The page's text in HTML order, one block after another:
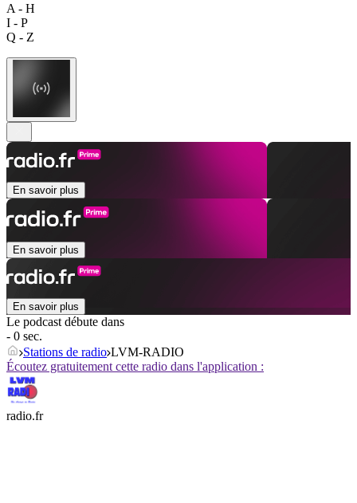
A - H
I - P
Q - Z
En savoir plus
En savoir plus
En savoir plus
Le podcast débute dans
- 0 sec.
Stations de radio LVM-RADIO
Écoutez gratuitement cette radio dans l'application :
radio.fr